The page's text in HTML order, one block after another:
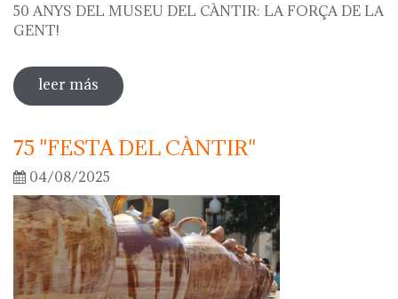
50 ANYS DEL MUSEU DEL CÀNTIR: LA FORÇA DE LA
GENT!
leer más sobre 50 anys del museu del càntir: la
força de la gent!
75 "FESTA DEL CÀNTIR"
04/08/2025